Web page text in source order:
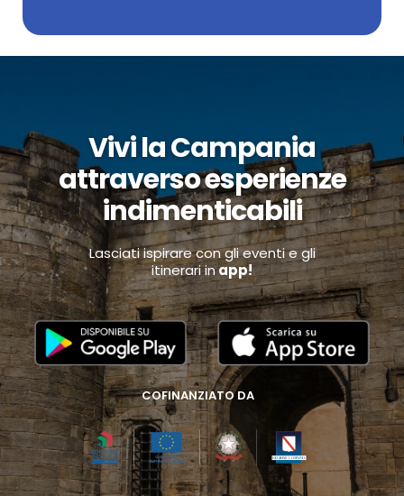
Vivi la Campania
attraverso esperienze
indimenticabili
Lasciati ispirare con gli eventi e gli
itinerari inapp!
COFINANZIATO DA